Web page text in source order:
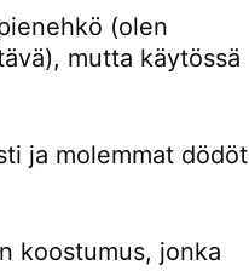
(olen
mutta käytössä
ja molemmat dödöt
koostumus, jonka